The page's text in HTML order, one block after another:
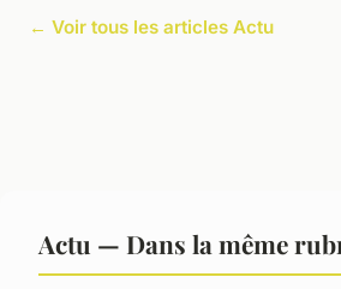
← Voir tous les articles Actu
Actu — Dans la même